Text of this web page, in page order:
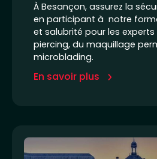
À Besançon, assurez la
en participant à notre
et salubrité pour les
piercing, du maquillage
microblading.
En savoir plus